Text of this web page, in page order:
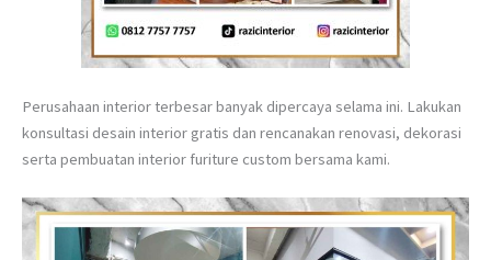
Perusahaan interior terbesar banyak dipercaya selama ini. Lakukan
konsultasi desain interior gratis dan rencanakan renovasi, dekorasi
serta pembuatan interior furiture custom bersama kami.